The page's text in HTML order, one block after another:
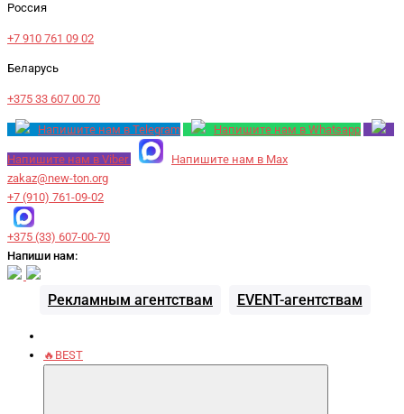
Россия
+7 910 761 09 02
Беларусь
+375 33 607 00 70
Напишите нам в Telegram Напишите нам в Whatsapp
Напишите нам в Viber
Напишите нам в Max
zakaz@new-ton.org
+7 (910) 761-09-02
+375 (33) 607-00-70
Напиши нам:
Рекламным агентствам EVENT-агентствам
🔥BEST